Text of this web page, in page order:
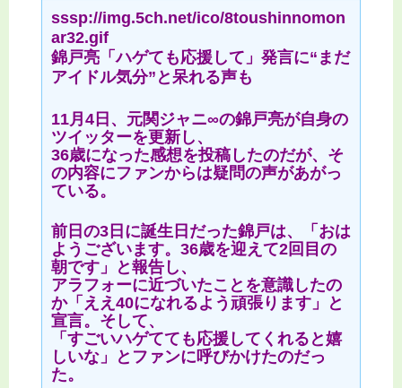
sssp://img.5ch.net/ico/8toushinnomon
ar32.gif
錦戸亮「ハゲても応援して」発言に“まだ
アイドル気分”と呆れる声も
11月4日、元関ジャニ∞の錦戸亮が自身の
ツイッターを更新し、
36歳になった感想を投稿したのだが、そ
の内容にファンからは疑問の声があがっ
ている。
前日の3日に誕生日だった錦戸は、「おは
ようございます。36歳を迎えて2回目の
朝です」と報告し、
アラフォーに近づいたことを意識したの
か「ええ40になれるよう頑張ります」と
宣言。そして、
「すごいハゲてても応援してくれると嬉
しいな」とファンに呼びかけたのだっ
た。